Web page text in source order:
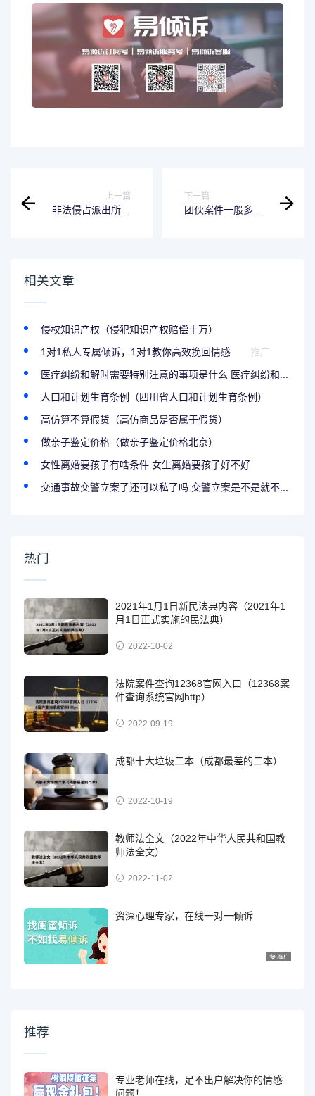
上一篇
非法侵占派出所可
下一篇
团伙案件一般多久
相关文章
侵权知识产权（侵犯知识产权赔偿十万）
1对1私人专属倾诉，1对1教你高效挽回情感
推广
医疗纠纷和解时需要特别注意的事项是什么 医疗纠纷和...
人口和计划生育条例（四川省人口和计划生育条例）
高仿算不算假货（高仿商品是否属于假货）
做亲子鉴定价格（做亲子鉴定价格北京）
女性离婚要孩子有啥条件 女生离婚要孩子好不好
交通事故交警立案了还可以私了吗 交警立案是不是就不...
热门
2021年1月1日新民法典内容（2021年1
月1日正式实施的民法典）
2022-10-02
法院案件查询12368官网入口（12368案
件查询系统官网http）
2022-09-19
成都十大垃圾二本（成都最差的二本）
2022-10-19
教师法全文（2022年中华人民共和国教
师法全文）
2022-11-02
资深心理专家，在线一对一倾诉
推荐
专业老师在线，足不出户解决你的情感
问题！